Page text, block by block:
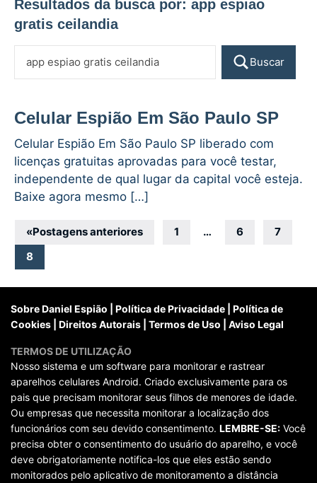
Resultados da busca por: app espiao
gratis ceilandia
Buscar
Celular Espião Em São Paulo SP
Celular Espião Em São Paulo SP liberado com
licenças gratuitas aprovadas para você testar,
independente de qual lugar da capital você esteja.
Baixe agora mesmo […]
Navegação
por
posts
«Postagens anteriores 1 … 6
7
8
Sobre Daniel Espião Política de Privacidade
Política de
Cookies
Direitos Autorais Termos de Uso Aviso Legal
TERMOS DE UTILIZAÇÃO
Nosso sistema e um software para monitorar e rastrear
aparelhos celulares Android. Criado exclusivamente para os
pais que precisam monitorar seus filhos de menores de idade.
Ou empresas que necessita monitorar a localização dos
funcionários com seu devido consentimento. LEMBRE-SE: Você
precisa obter o consentimento do usuário do aparelho, e você
deve obrigatoriamente notifica-los que eles estão sendo
monitorados pelo aplicativo de monitoramento a distância